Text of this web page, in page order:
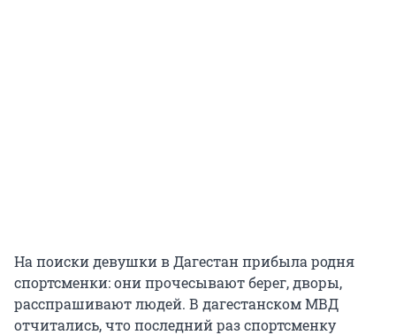
На поиски девушки в Дагестан прибыла родня
спортсменки: они прочесывают берег, дворы,
расспрашивают людей. В дагестанском МВД
отчитались, что последний раз спортсменку